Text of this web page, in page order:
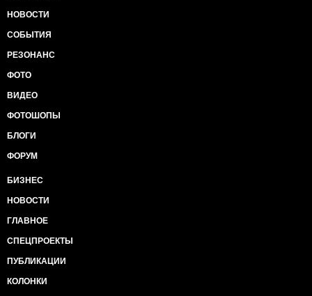
НОВОСТИ
СОБЫТИЯ
РЕЗОНАНС
ФОТО
ВИДЕО
ФОТОШОПЫ
БЛОГИ
ФОРУМ
БИЗНЕС
НОВОСТИ
ГЛАВНОЕ
СПЕЦПРОЕКТЫ
ПУБЛИКАЦИИ
КОЛОНКИ